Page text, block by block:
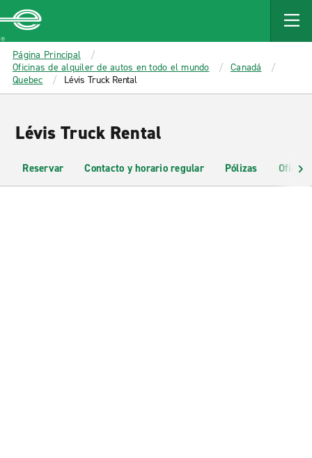
MAIN
CONTENT
Enterprise
Página Principal
Oficinas de alquiler de autos en todo el mundo
Canadá
Quebec
Lévis Truck Rental
Lévis Truck Rental
Reservar Contacto y horario regular Pólizas